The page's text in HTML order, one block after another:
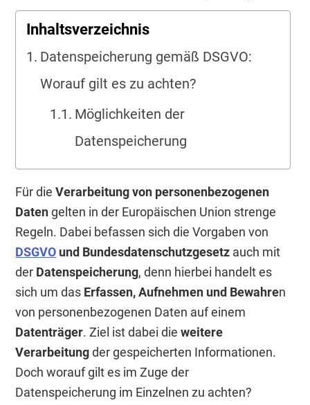
Inhaltsverzeichnis
Datenspeicherung gemäß DSGVO:
Worauf gilt es zu achten?
Möglichkeiten der
Datenspeicherung
Für dieVerarbeitung von personenbezogenen
Datengelten in der Europäischen Union strenge
Regeln. Dabei befassen sich die Vorgaben von
DSGVO und Bundesdatenschutzgesetz auch mit
der Datenspeicherung, denn hierbei handelt es
sich um das Erfassen, Aufnehmen und Bewahren
von personenbezogenen Daten auf einem
Datenträger. Ziel ist dabei dieweitere
Verarbeitungder gespeicherten Informationen.
Doch worauf gilt es im Zuge der
Datenspeicherung im Einzelnen zu achten?